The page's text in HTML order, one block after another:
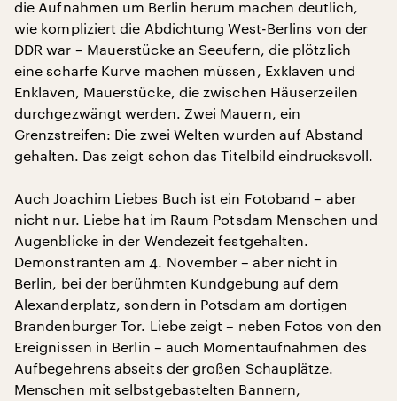
die Aufnahmen um Berlin herum machen deutlich,
wie kompliziert die Abdichtung West-Berlins von der
DDR war – Mauerstücke an Seeufern, die plötzlich
eine scharfe Kurve machen müssen, Exklaven und
Enklaven, Mauerstücke, die zwischen Häuserzeilen
durchgezwängt werden. Zwei Mauern, ein
Grenzstreifen: Die zwei Welten wurden auf Abstand
gehalten. Das zeigt schon das Titelbild eindrucksvoll.
Auch Joachim Liebes Buch ist ein Fotoband – aber
nicht nur. Liebe hat im Raum Potsdam Menschen und
Augenblicke in der Wendezeit festgehalten.
Demonstranten am 4. November – aber nicht in
Berlin, bei der berühmten Kundgebung auf dem
Alexanderplatz, sondern in Potsdam am dortigen
Brandenburger Tor. Liebe zeigt – neben Fotos von den
Ereignissen in Berlin – auch Momentaufnahmen des
Aufbegehrens abseits der großen Schauplätze.
Menschen mit selbstgebastelten Bannern,